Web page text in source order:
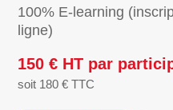
100% E-learning
ligne)
150 € HT par
soit 180 € TTC